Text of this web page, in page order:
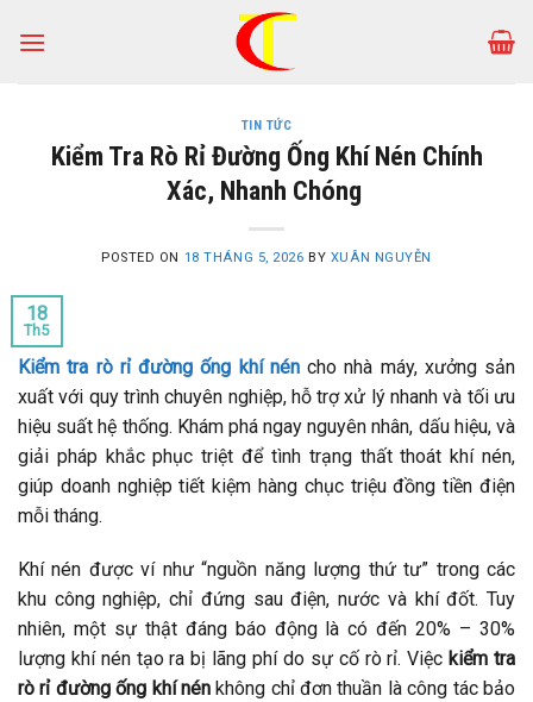
TIN TỨC
Kiểm Tra Rò Rỉ Đường Ống Khí Nén Chính
Xác, Nhanh Chóng
POSTED ON 18 THÁNG 5, 2026 BY XUÂN NGUYỄN
18
Th5
Kiểm tra rò rỉ đường ống khí néncho nhà máy, xưởng sản
xuất với quy trình chuyên nghiệp, hỗ trợ xử lý nhanh và tối ưu
hiệu suất hệ thống. Khám phá ngay nguyên nhân, dấu hiệu, và
giải pháp khắc phục triệt để tình trạng thất thoát khí nén,
giúp doanh nghiệp tiết kiệm hàng chục triệu đồng tiền điện
mỗi tháng.
Khí nén được ví như “nguồn năng lượng thứ tư” trong các
khu công nghiệp, chỉ đứng sau điện, nước và khí đốt. Tuy
nhiên, một sự thật đáng báo động là có đến 20% – 30%
lượng khí nén tạo ra bị lãng phí do sự cố rò rỉ. Việc kiểm tra
rò rỉ đường ống khí nénkhông chỉ đơn thuần là công tác bảo